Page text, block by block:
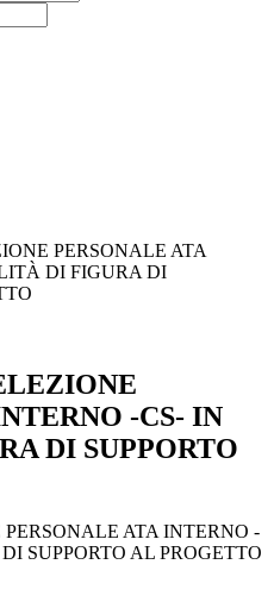
PERSONALE ATA
DI FIGURA DI
-CS- IN
DI SUPPORTO
ATA INTERNO -
SUPPORTO AL PROGETTO